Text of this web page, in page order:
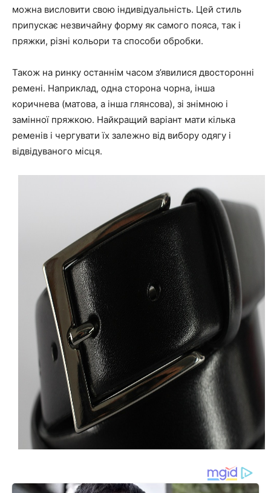
можна висловити свою індивідуальність. Цей стиль
припускає незвичайну форму як самого пояса, так і
пряжки, різні кольори та способи обробки.
Також на ринку останнім часом з’явилися двосторонні
ремені. Наприклад, одна сторона чорна, інша
коричнева (матова, а інша глянсова), зі знімною і
замінної пряжкою. Найкращий варіант мати кілька
ременів і чергувати їх залежно від вибору одягу і
відвідуваного місця.